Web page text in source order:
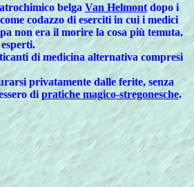
belga Van Helmontdopo i
codazzo di eserciti in cui i medici
non era il morire la cosa più temuta,
di medicina alternativa compresi
privatamente dalle ferite, senza
di pratiche magico-stregonesche.